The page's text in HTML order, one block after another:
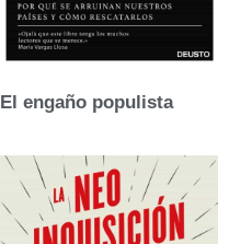
El engaño populista